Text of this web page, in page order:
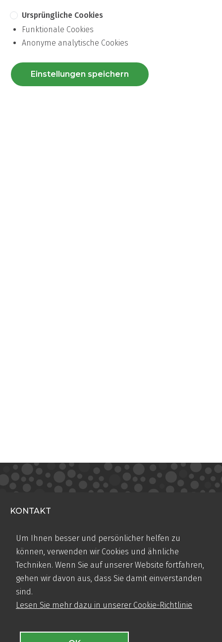
Ursprüngliche Cookies
Funktionale Cookies
Anonyme analytische Cookies
Einstellungen speichern
KONTAKT
Teugseweg 20
7418 AM Deventer
Niederlande
+31 (0)570 50 38 30
info@airbase.eu
Handelsregister-Nr.: 08124432
Um Ihnen besser und persönlicher helfen zu
können, verwenden wir Cookies und ähnliche
Techniken. Wenn Sie auf unserer Website fortfahren,
gehen wir davon aus, dass Sie damit einverstanden
sind.
Lesen Sie mehr dazu in unserer Cookie-Richtlinie